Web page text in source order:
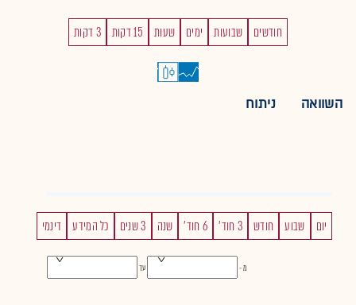
חודשים שבועות ימים שעות 15 דקות 3 דקות
השוואה ניתוח
יום שבוע חודש 3 חוד' 6 חוד' שנה 3 שנים כל המידע דינמי
מ - עד